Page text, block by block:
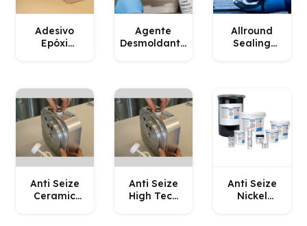
Adesivo
Epóxi
Agente
Desmoldante
Allround
Sealing
Anti Seize
Ceramic
Anti Seize
High Tech
Anti Seize
Nickel